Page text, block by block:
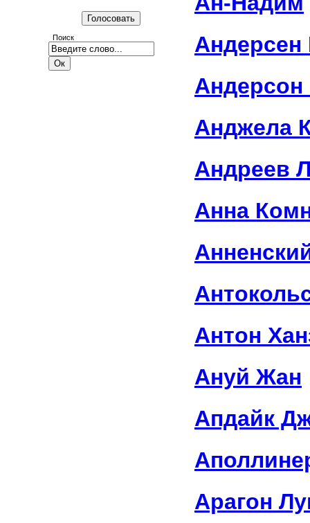
Поиск
Андерсен
Анджела
Андреев
Анна
Антон
Ануй Жан
Апдайк
Арагон